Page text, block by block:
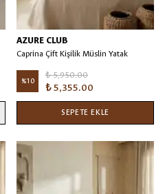
AZURE CLUB
Caprina Çift Kişilik Müslin Yatak
%10
₺ 5,950.00
₺ 5,355.00
SEPETE EKLE